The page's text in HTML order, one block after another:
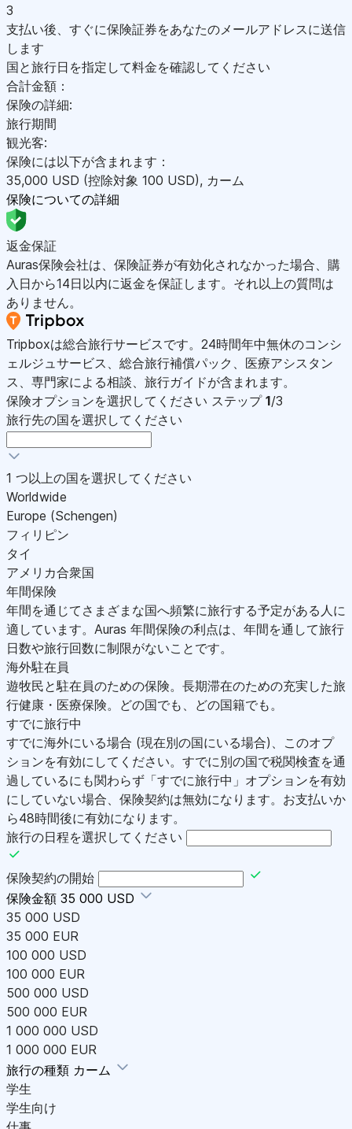
3
支払い後、すぐに保険証券をあなたのメールアドレスに送信
します
国と旅行日を指定して料金を確認してください
合計金額：
保険の詳細:
旅行期間
観光客:
保険には以下が含まれます：
35,000 USD (控除対象 100 USD), カーム
保険についての詳細
返金保証
Auras保険会社は、保険証券が有効化されなかった場合、購
入日から14日以内に返金を保証します。それ以上の質問は
ありません。
Tripboxは総合旅行サービスです。24時間年中無休のコンシ
ェルジュサービス、総合旅行補償パック、医療アシスタン
ス、専門家による相談、旅行ガイドが含まれます。
保険オプションを選択してください ステップ 1/3
旅行先の国を選択してください
1 つ以上の国を選択してください
Worldwide
Europe (Schengen)
フィリピン
タイ
アメリカ合衆国
年間保険
年間を通じてさまざまな国へ頻繁に旅行する予定がある人に
適しています。Auras 年間保険の利点は、年間を通して旅行
日数や旅行回数に制限がないことです。
海外駐在員
遊牧民と駐在員のための保険。長期滞在のための充実した旅
行健康・医療保険。どの国でも、どの国籍でも。
すでに旅行中
すでに海外にいる場合 (現在別の国にいる場合)、このオプ
ションを有効にしてください。すでに別の国で税関検査を通
過しているにも関わらず「すでに旅行中」オプションを有効
にしていない場合、保険契約は無効になります。お支払いか
ら48時間後に有効になります。
旅行の日程を選択してください
保険契約の開始
保険金額 35 000 USD
35 000 USD
35 000 EUR
100 000 USD
100 000 EUR
500 000 USD
500 000 EUR
1 000 000 USD
1 000 000 EUR
旅行の種類 カーム
学生
学生向け